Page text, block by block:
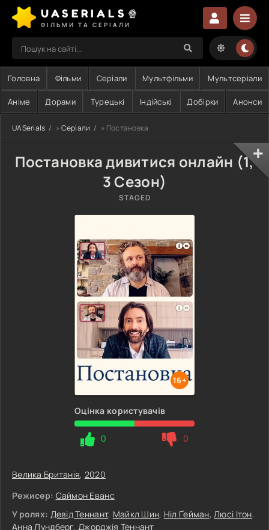
UASERIALS🍿
ФІЛЬМИ ТА СЕРІАЛИ
Головна Фільми Серіали Мультфільми Мультсеріали
Аніме Дорами Турецькі Індійські Добірки Анонси
UASerials » Серіали » Постановка
Постановка дивитися онлайн (1,
3 Сезон)
STAGED
16+
Оцінка користувачів
0 0
Велика Британія, 2020
Режисер: Саймон Еванс
У ролях: Девід Теннант, Майкл Шин, Ніл Ґейман,Люсі Ітон,
Анна Лундберг,Джорджія Теннант